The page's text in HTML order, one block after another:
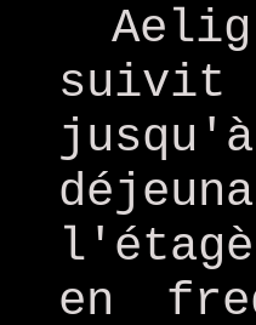
suivit
en